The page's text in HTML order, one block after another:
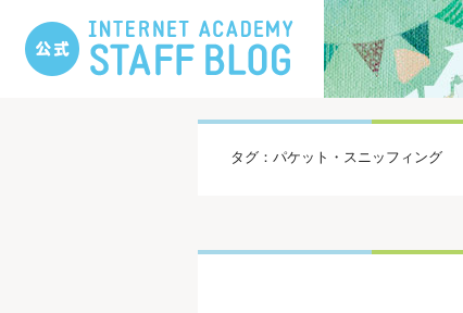
タグ：パケット・スニッフィング